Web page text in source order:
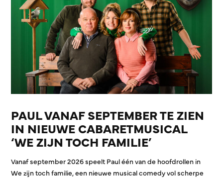
PAUL VANAF SEPTEMBER TE ZIEN
IN NIEUWE CABARETMUSICAL
‘WE ZIJN TOCH FAMILIE’
Vanaf september 2026 speelt Paul één van de hoofdrollen in
We zijn toch familie, een nieuwe musical comedy vol scherpe